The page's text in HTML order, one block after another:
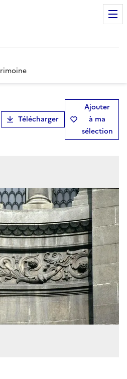
Télécharger
Ajouter
à ma
sélection